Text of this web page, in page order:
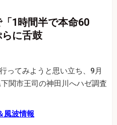
1時間半で本命60
に舌鼓
ってみようと思い立ち、9月
関市王司の神田川へハゼ調査
風波情報